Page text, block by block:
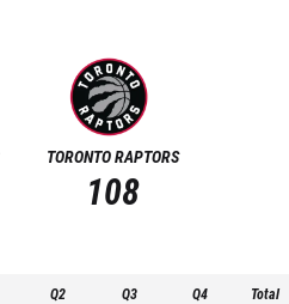
TORONTO RAPTORS
108
Q2 Q3 Q4 Total